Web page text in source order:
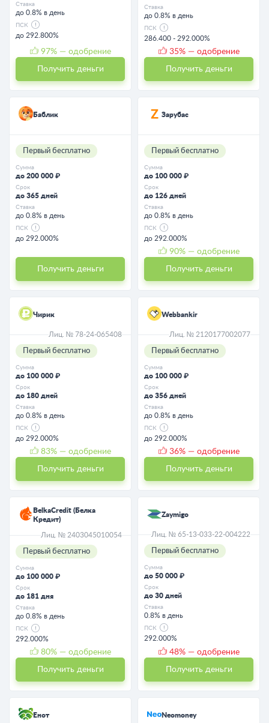
Ставка
до 0.8% в день
ПСК
до 292.800%
97% — одобрение
Получить деньги
Ставка
до 0.8% в день
ПСК
286.400 - 292.000%
35% — одобрение
Получить деньги
Баблик
Первый бесплатно
Сумма
до 200 000 ₽
Срок
до 365 дней
Ставка
до 0.8% в день
ПСК
до 292.000%
Получить деньги
Зарубас
Первый бесплатно
Сумма
до 100 000 ₽
Срок
до 126 дней
Ставка
до 0.8% в день
ПСК
до 292.000%
90% — одобрение
Получить деньги
Чирик
Лиц. № 78-24-065408
Первый бесплатно
Сумма
до 100 000 ₽
Срок
до 180 дней
Ставка
до 0.8% в день
ПСК
до 292.000%
83% — одобрение
Получить деньги
Webbankir
Лиц. № 2120177002077
Первый бесплатно
Сумма
до 100 000 ₽
Срок
до 356 дней
Ставка
до 0.8% в день
ПСК
до 292.000%
36% — одобрение
Получить деньги
BelkaCredit (Белка
Кредит)
Лиц. № 2403045010054
Первый бесплатно
Сумма
до 100 000 ₽
Срок
до 181 дня
Ставка
до 0.8% в день
ПСК
292.000%
80% — одобрение
Получить деньги
Zaymigo
Лиц. № 65-13-033-22-004222
Первый бесплатно
Сумма
до 50 000 ₽
Срок
до 30 дней
Ставка
0.8% в день
ПСК
292.000%
48% — одобрение
Получить деньги
Енот Neomoney